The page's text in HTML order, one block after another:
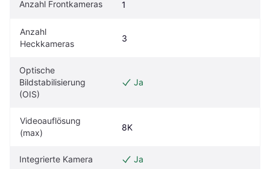
Anzahl Frontkameras 1
Anzahl
Heckkameras
3
Optische
Bildstabilisierung
(OIS)
Ja
Videoauflösung
(max)
8K
Integrierte Kamera Ja